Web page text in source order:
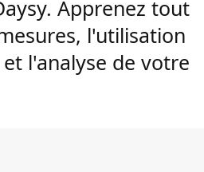
Apprenez tout
l'utilisation
l'analyse de votre